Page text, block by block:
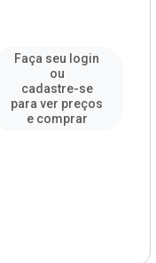
Faça seu login
ou
cadastre-se
para ver preços
e comprar